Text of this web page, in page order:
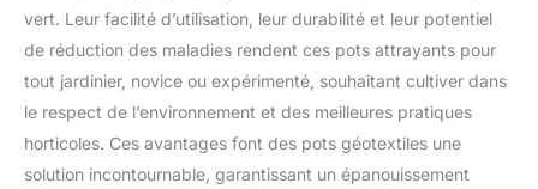
vert. Leur facilité d’utilisation, leur durabilité et leur potentiel
de réduction des maladies rendent ces pots attrayants pour
tout jardinier, novice ou expérimenté, souhaitant cultiver dans
le respect de l’environnement et des meilleures pratiques
horticoles. Ces avantages font des pots géotextiles une
solution incontournable, garantissant un épanouissement